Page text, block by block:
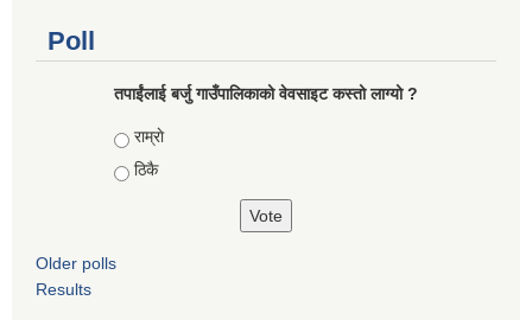
Poll
तपाईंलाई बर्जु गाउँपालिकाको वेवसाइट कस्तो लाग्यो ?
Choices
राम्राे
ठिकै
Older polls
Results